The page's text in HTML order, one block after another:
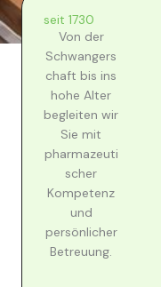
seit 1730
Von der
Schwangers
chaft bis ins
hohe Alter
begleiten wir
Sie mit
pharmazeuti
scher
Kompetenz
und
persönlicher
Betreuung.